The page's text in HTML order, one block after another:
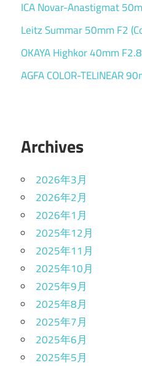
ICA Novar-Anastigmat
Leitz Summar 50mm F2
OKAYA Highkor 40mm F2.8
AGFA COLOR-TELINEAR
Archives
2026年3月
2026年2月
2026年1月
2025年12月
2025年11月
2025年10月
2025年9月
2025年8月
2025年7月
2025年6月
2025年5月